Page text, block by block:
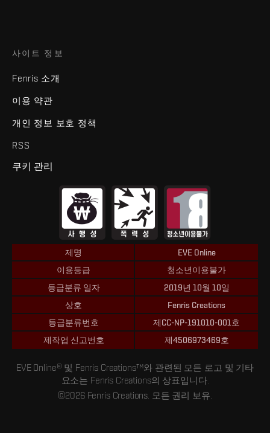
사이트 정보
Fenris 소개
이용 약관
개인 정보 보호 정책
RSS
쿠키 관리
제명
EVE Online
이용등급
청소년이용불가
등급분류 일자
2019년 10월 10일
상호
Fenris Creations
등급분류번호
제CC-NP-191010-001호
제작업 신고번호
제4506973469호
EVE Online® 및 Fenris Creations™와 관련된 모든 로고 및 기타
요소는 Fenris Creations의 상표입니다.
©2026 Fenris Creations. 모든 권리 보유.